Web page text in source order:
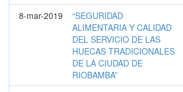
8-mar-2019
“SEGURIDAD
ALIMENTARIA Y CALIDAD
DEL SERVICIO DE LAS
HUECAS TRADICIONALES
DE LA CIUDAD DE
RIOBAMBA”